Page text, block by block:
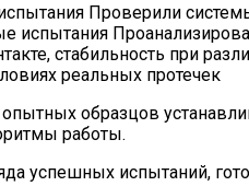
Проверили
испытания
стабильность при
реальных протечек
образцов
работы.
успешных испытаний,